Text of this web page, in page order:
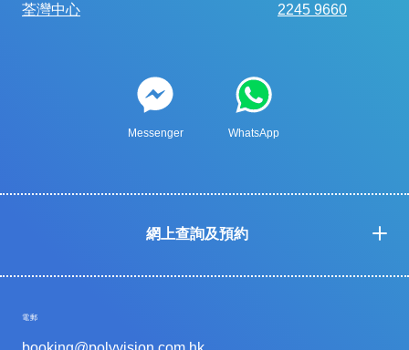
荃灣中心 2245 9660
Messenger WhatsApp
網上查詢及預約
電郵